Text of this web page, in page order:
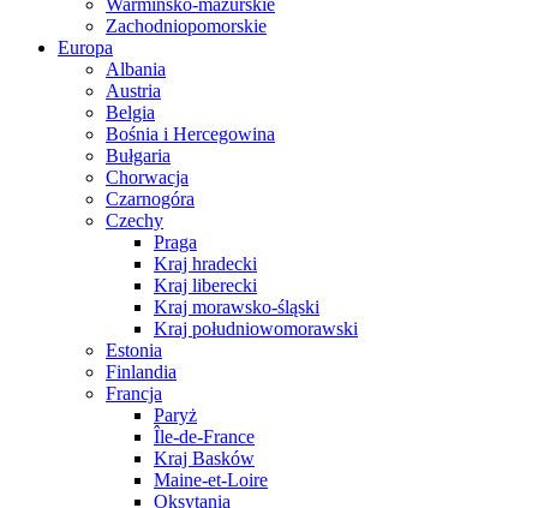
Zachodniopomorskie
Europa
Albania
Austria
Belgia
Bośnia i Hercegowina
Bułgaria
Chorwacja
Czarnogóra
Czechy
Praga
Kraj hradecki
Kraj liberecki
Kraj morawsko-śląski
Kraj południowomorawski
Estonia
Finlandia
Francja
Paryż
Île-de-France
Kraj Basków
Maine-et-Loire
Oksytania